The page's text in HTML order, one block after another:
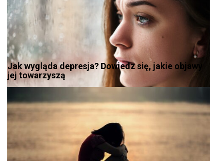
Jak wygląda depresja? Dowiedz się, jakie objawy
jej towarzyszą